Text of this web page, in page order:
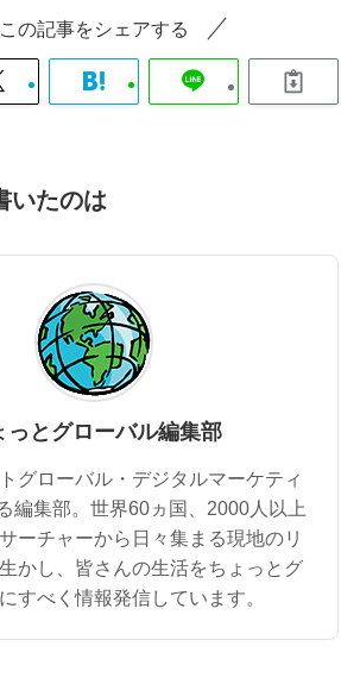
この記事をシェアする
いたのは
っとグローバル編集部
グローバル・デジタルマーケティ
編集部。世界60ヵ国、2000人以上
ーチャーから日々集まる現地のリ
かし、皆さんの生活をちょっとグ
すべく情報発信しています。